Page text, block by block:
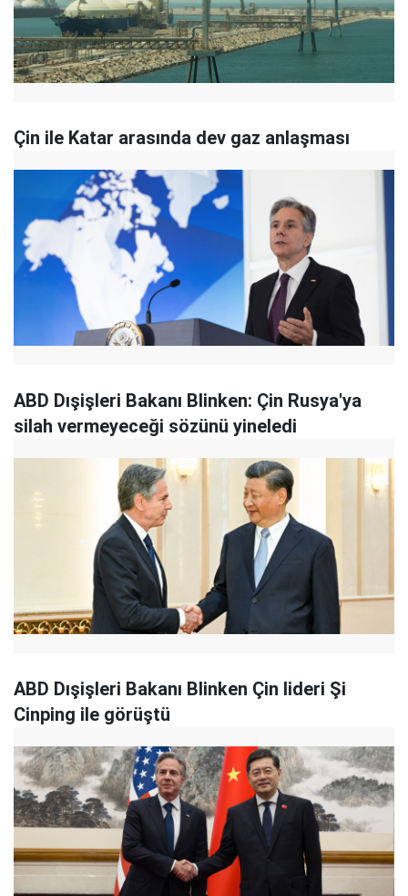
Çin ile Katar arasında dev gaz anlaşması
ABD Dışişleri Bakanı Blinken: Çin Rusya'ya
silah vermeyeceği sözünü yineledi
ABD Dışişleri Bakanı Blinken Çin lideri Şi
Cinping ile görüştü